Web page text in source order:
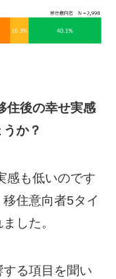
後の幸せ実感
か？
感も低いのです
住意向者5タイ
した。
る項目を聞い